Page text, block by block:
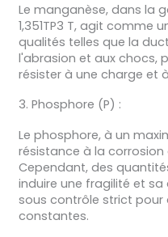
Le manganèse, dans la
1,351TP3 T, agit comme
qualités telles que la
l'abrasion et aux chocs,
résister à une charge et
3. Phosphore (P) :
Le phosphore, à un
résistance à la
Cependant, des
induire une fragilité et
sous contrôle strict
constantes.